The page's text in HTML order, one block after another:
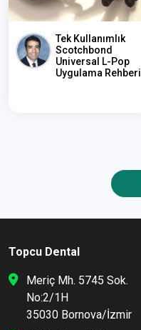
Tek Kullanımlık
Scotchbond
Universal L-Pop
Uygulama Rehberi
Topcu Dental
Meriç Mh. 5745 Sok.
No:2/1H
35030 Bornova/İzmir